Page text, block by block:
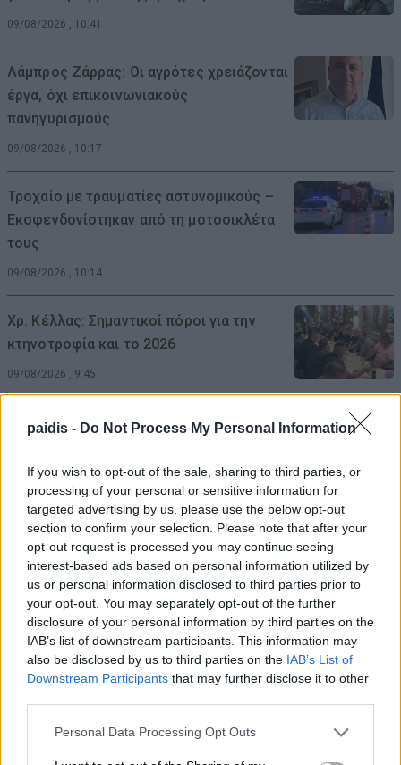
paidis - Do Not Process My Personal Information
If you wish to opt-out of the sale, sharing to third parties, or
processing of your personal or sensitive information for
targeted advertising by us, please use the below opt-out
section to confirm your selection. Please note that after your
opt-out request is processed you may continue seeing
interest-based ads based on personal information utilized by
us or personal information disclosed to third parties prior to
your opt-out. You may separately opt-out of the further
disclosure of your personal information by third parties on the
IAB’s list of downstream participants. This information may
also be disclosed by us to third parties on the IAB’s List of
Downstream Participants that may further disclose it to other
Personal Data Processing Opt Outs
09/08/2026 , 10:41
Λάμπρος Ζάρρας: Οι αγρότες χρειάζονται
έργα, όχι επικοινωνιακούς
πανηγυρισμούς
09/08/2026 , 10:17
Τροχαίο με τραυματίες αστυνομικούς –
Εκσφενδονίστηκαν από τη μοτοσικλέτα
τους
09/08/2026 , 10:14
Χρ. Κέλλας: Σημαντικοί πόροι για την
κτηνοτροφία και το 2026
09/08/2026 , 9:45
Νυχθημερόν ανοιχτά τα φώτα του
Γιάννουλη, Αμπελώνα, Βρυότοπο και
Δένδρα λόγω βλάβης του ΔΕΔΔΗΕ
09/08/2026 , 9:36
Απίστευτη ιστορία στην Ελλάδα – Πώς μια
μπάλα ταξίδεψε στη θάλασσα 80 μίλια για
να κρατήσει ζωντανό έναν 30χρονο
09/08/2026 , 9:25
στρέμματα υπό τη φροντίδα και επίβλεψη